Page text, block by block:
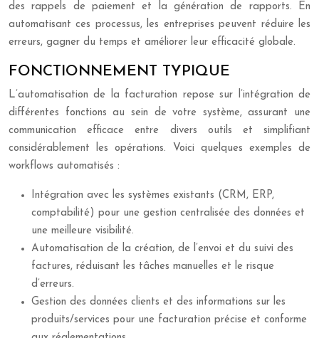
des rappels de paiement et la génération de rapports. En
automatisant ces processus, les entreprises peuvent réduire les
erreurs, gagner du temps et améliorer leur efficacité globale.
FONCTIONNEMENT TYPIQUE
L’automatisation de la facturation repose sur l’intégration de
différentes fonctions au sein de votre système, assurant une
communication efficace entre divers outils et simplifiant
considérablement les opérations. Voici quelques exemples de
workflows automatisés :
Intégration avec les systèmes existants (CRM, ERP,
comptabilité) pour une gestion centralisée des données et
une meilleure visibilité.
Automatisation de la création, de l’envoi et du suivi des
factures, réduisant les tâches manuelles et le risque
d’erreurs.
Gestion des données clients et des informations sur les
produits/services pour une facturation précise et conforme